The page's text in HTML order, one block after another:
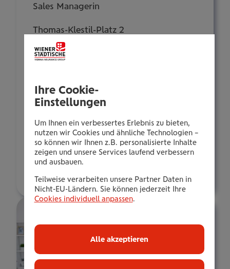
Sales Managerin
Thomas-Klestil-Platz 2
1030 Wien
+435035020161
Mobil:
+436646013920161
E-Mail:
w.wick@wienerstaedtische.at
Ihre Cookie-
Einstellungen
Um Ihnen ein verbessertes Erlebnis zu bieten,
nutzen wir Cookies und ähnliche Technologien –
so können wir Ihnen z.B. personalisierte Inhalte
zeigen und unsere Services laufend verbessern
und ausbauen.
Teilweise verarbeiten unsere Partner Daten in
Nicht-EU-Ländern. Sie können jederzeit Ihre
Cookies individuell anpassen.
Alle akzeptieren